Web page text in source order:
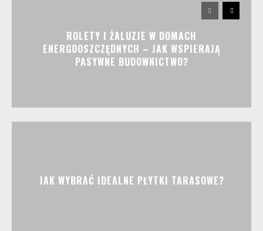
ROLETY I ŻALUZJE W DOMACH
ENERGOOSZCZĘDNYCH – JAK WSPIERAJĄ
PASYWNE BUDOWNICTWO?
JAK WYBRAĆ IDEALNE PŁYTKI TARASOWE?